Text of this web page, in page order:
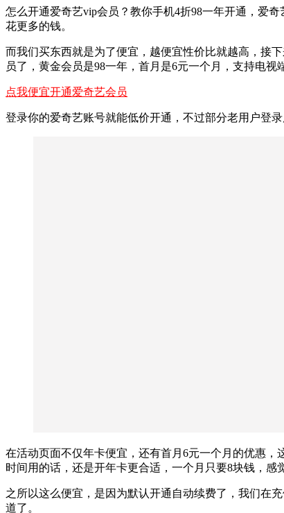
怎么开通爱奇艺vip会员？教你手机4折98一年开通，爱
花更多的钱。
而我们买东西就是为了便宜，越便宜性价比就越高，接
员了，黄金会员是98一年，首月是6元一个月，支持电视
点我便宜开通爱奇艺会员
登录你的爱奇艺账号就能低价开通，不过部分老用户登
在活动页面不仅年卡便宜，还有首月6元一个月的优惠
时间用的话，还是开年卡更合适，一个月只要8块钱，感
之所以这么便宜，是因为默认开通自动续费了，我们在
道了。